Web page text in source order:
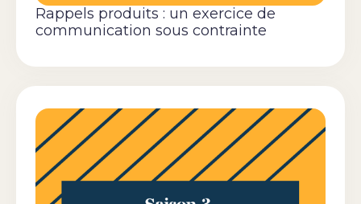
Rappels produits : un exercice de
communication sous contrainte